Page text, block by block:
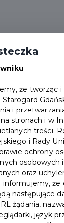
że tworząc
i
stronach i w
treści.
i Rady
ochrony
osobowych
oraz
informujemy, że
następujące
żądania,
język